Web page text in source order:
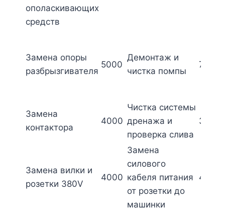
ополаскивающих
средств
Замена опоры
разбрызгивателя
5000
Демонтаж и
чистка помпы
7500
Замена
контактора
4000
Чистка системы
дренажа и
проверка слива
3500
Замена вилки и
розетки 380V
4000
Замена
силового
кабеля питания
от розетки до
машинки
4000